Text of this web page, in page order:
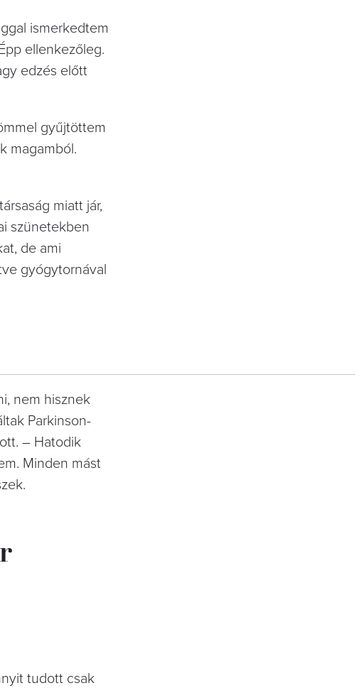
ismerkedtem
ellenkezőleg.
edzés előtt
gyűjtöttem
magamból.
miatt­ jár,
szünetekben
de ami
gyógytornával
nem hisznek
Parkinson-
– Hatodik
Minden mást
tudott csak